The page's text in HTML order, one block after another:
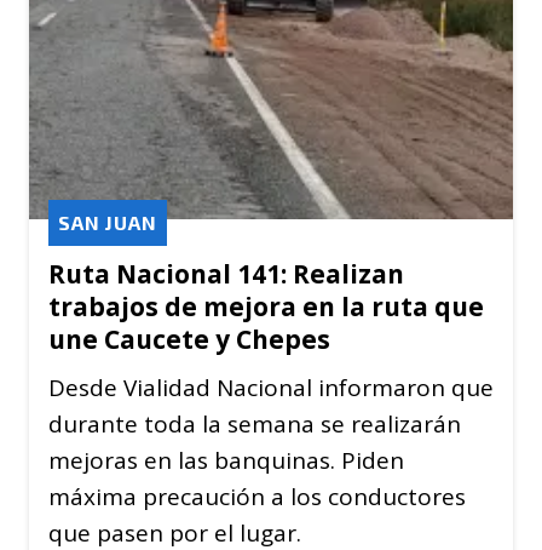
Ruta Nacional 141: Realizan
trabajos de mejora en la ruta que
une Caucete y Chepes
SAN JUAN
Desde Vialidad Nacional informaron que
durante toda la semana se realizarán
mejoras en las banquinas. Piden
máxima precaución a los conductores
que pasen por el lugar.